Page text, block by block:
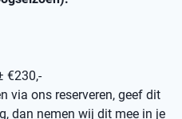
€230,-
via ons reserveren, geef dit
dan nemen wij dit mee in je